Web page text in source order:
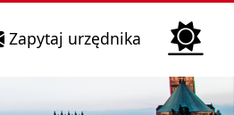
Zapytaj urzędnika Biura